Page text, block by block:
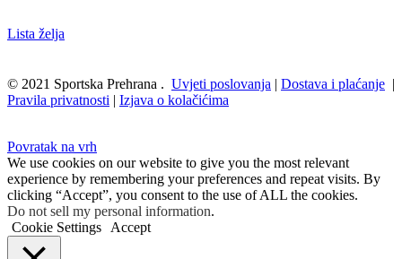
Lista želja
© 2021 Sportska Prehrana . Uvjeti poslovanja | Dostava i plaćanje |
Pravila privatnosti | Izjava o kolačićima
Povratak na vrh
We use cookies on our website to give you the most relevant
experience by remembering your preferences and repeat visits. By
clicking “Accept”, you consent to the use of ALL the cookies.
Do not sell my personal information.
Cookie Settings Accept